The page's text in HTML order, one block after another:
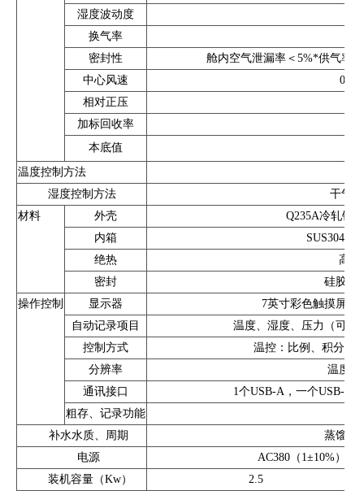
湿度波动度
换气率
密封性
舱内空气泄漏率＜5%*供气率
中心风速
0.1-
相对正压
加标回收率
本底值
温度控制方法
湿度控制方法
干气
材料
外壳
Q235A冷轧钢
内箱
SUS304镜
绝热
高密
密封
硅胶（
操作控制
显示器
7英寸彩色触摸屏，
自动记录项目
温度、湿度、压力（可选
控制方式
温控：比例、积分、
分辨率
温度
通讯接口
1个USB-A，一个USB-B
粗存、记录功能
补水水质、周期
蒸馏水
电源
AC380（1±10%）
装机容量（Kw）
2.5